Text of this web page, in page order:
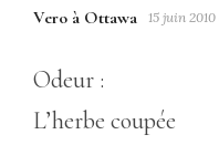
Vero à Ottawa 15 juin
Odeur :
L’herbe coupée